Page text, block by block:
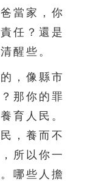
當家，你
任？還是
醒些。
，像縣市
那你的罪
育人民。
，養而不
所以你一
哪些人擔